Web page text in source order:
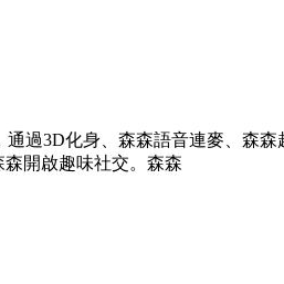
通過3D化身、森森語音連麥、森森
開啟趣味社交。森森